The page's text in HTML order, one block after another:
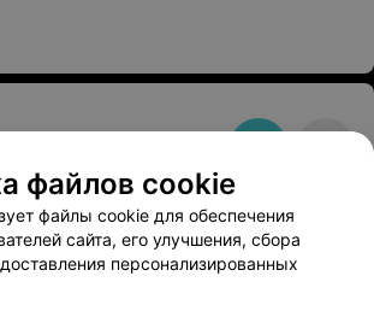
23/2 до 17:00
файлов cookie
файлы cookie для обеспечения
сайта, его улучшения, сбора
персонализированных